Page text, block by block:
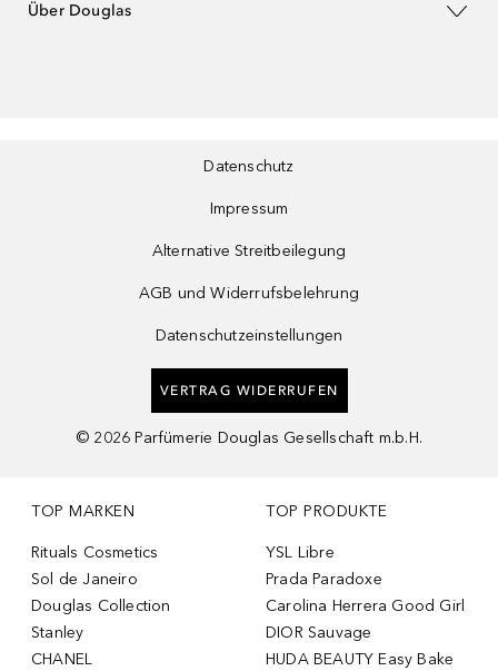
Über Douglas
Datenschutz
Impressum
Alternative Streitbeilegung
AGB und Widerrufsbelehrung
Datenschutzeinstellungen
VERTRAG WIDERRUFEN
© 2026 Parfümerie Douglas Gesellschaft m.b.H.
TOP MARKEN
Rituals Cosmetics
Sol de Janeiro
Douglas Collection
Stanley
CHANEL
TOP PRODUKTE
YSL Libre
Prada Paradoxe
Carolina Herrera Good Girl
DIOR Sauvage
HUDA BEAUTY Easy Bake